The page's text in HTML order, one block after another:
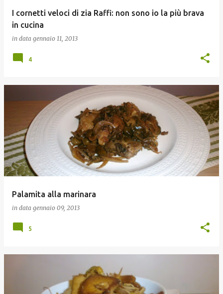
I cornetti veloci di zia Raffi: non sono io la più brava
in cucina
in data gennaio 11, 2013
4
Palamita alla marinara
in data gennaio 09, 2013
5